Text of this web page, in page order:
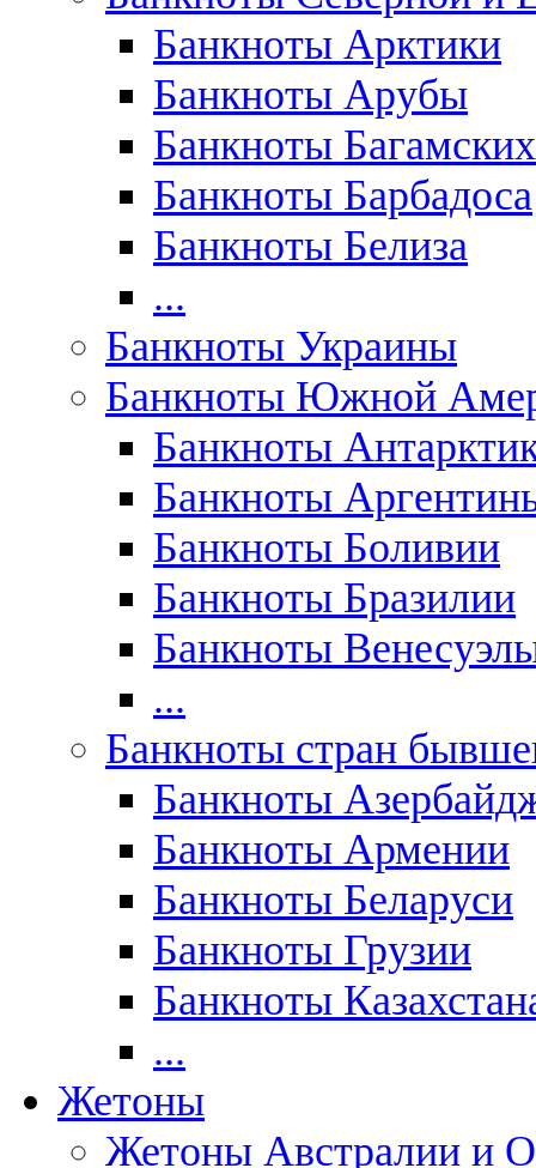
Банкноты Арктики
Банкноты Арубы
Банкноты
Банкноты Барбадоса
Банкноты Белиза
...
Банкноты Украины
Банкноты Южной
Банкноты
Банкноты
Банкноты Боливии
Банкноты Бразилии
Банкноты
...
Банкноты стран
Банкноты
Банкноты Армении
Банкноты Беларуси
Банкноты Грузии
Банкноты
...
Жетоны
Жетоны Австралии и